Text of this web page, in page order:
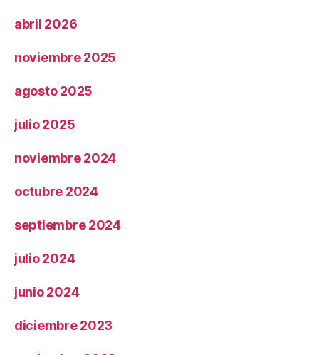
abril 2026
noviembre 2025
agosto 2025
julio 2025
noviembre 2024
octubre 2024
septiembre 2024
julio 2024
junio 2024
diciembre 2023